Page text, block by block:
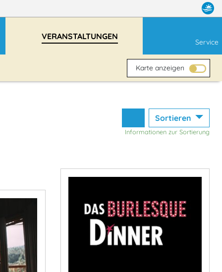
VERANSTALTUNGEN
Service
Karte anzeigen
Sortieren
Informationen zur Sortierung